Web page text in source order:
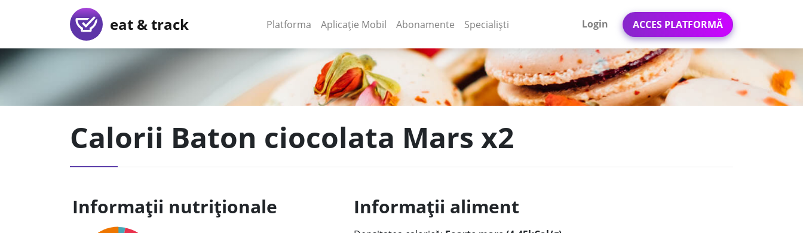
eat & track Platforma (current)
Aplicație Mobil (current)
Abonamente Specialiști Login ACCES PLATFORMĂ
Calorii Baton ciocolata Mars x2
Informații nutriționale Informații aliment